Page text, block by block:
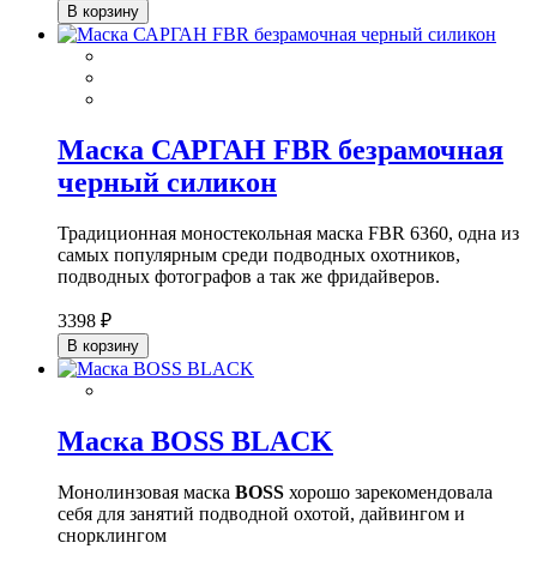
В корзину
Маска САРГАН FBR безрамочная
черный силикон
Традиционная моностекольная маска FBR 6360, одна из
самых популярным среди подводных охотников,
подводных фотографов а так же фридайверов.
3398 ₽
В корзину
Маска BOSS BLACK
Монолинзовая маска BOSS хорошо зарекомендовала
себя для занятий подводной охотой, дайвингом и
снорклингом